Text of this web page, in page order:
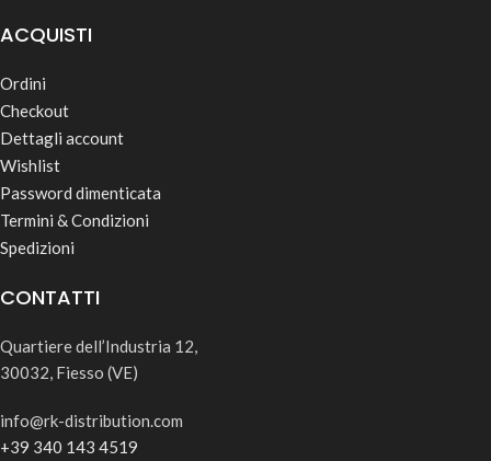
ACQUISTI
Ordini
Checkout
Dettagli account
Wishlist
Password dimenticata
Termini & Condizioni
Spedizioni
CONTATTI
Quartiere dell’Industria 12,
30032, Fiesso (VE)
info@rk-distribution.com
+39 340 143 4519